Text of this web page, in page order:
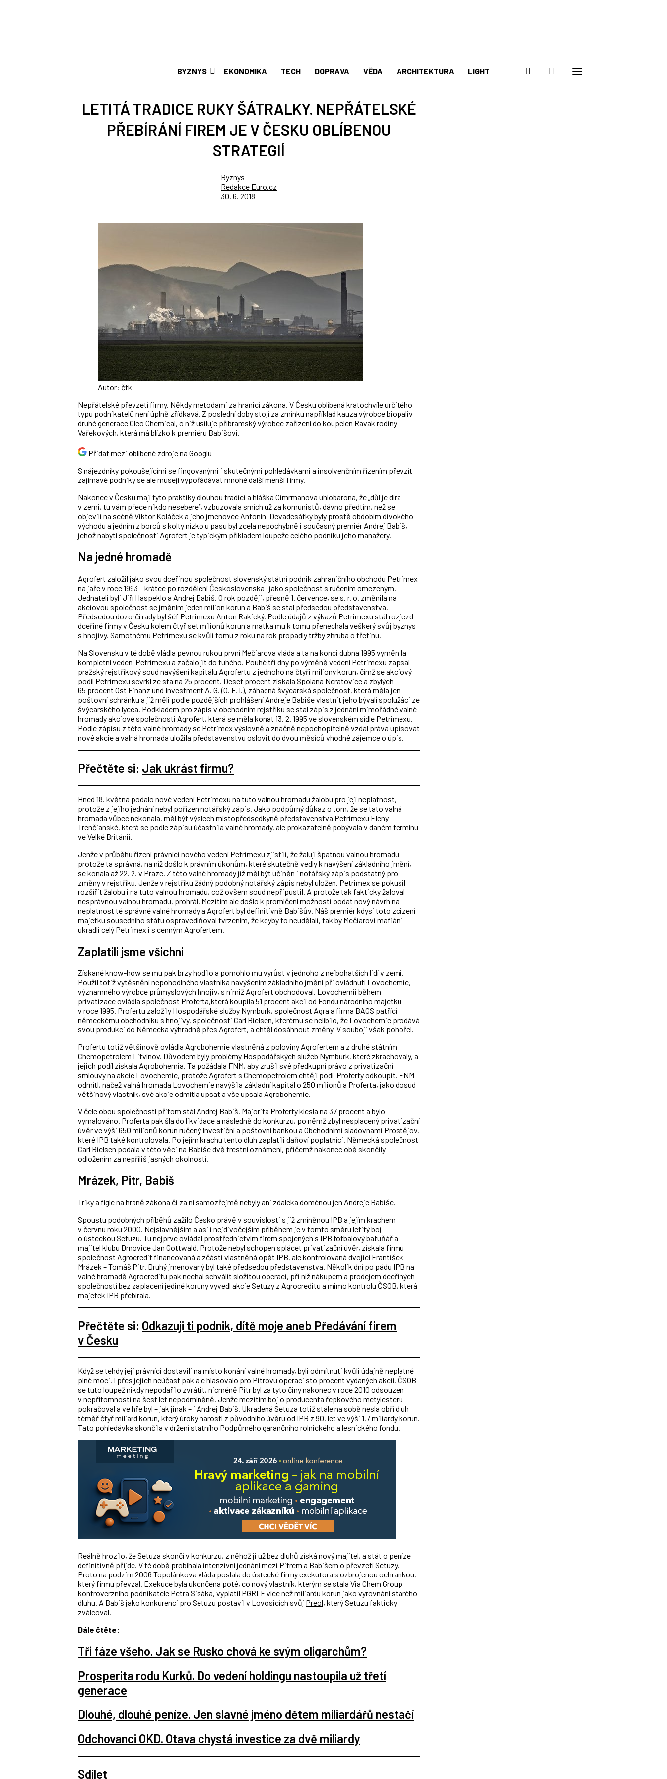
BYZNYS EKONOMIKA TECH DOPRAVA VĚDA ARCHITEKTURA LIGHT
LETITÁ TRADICE RUKY ŠÁTRALKY. NEPŘÁTELSKÉ
PŘEBÍRÁNÍ FIREM JE V ČESKU OBLÍBENOU
STRATEGIÍ
Byznys
Redakce Euro.cz
30. 6. 2018
Autor: čtk
Nepřátelské převzetí firmy. Někdy metodami za hranicí zákona. V Česku oblíbená kratochvíle určitého
typu podnikatelů není úplně zřídkavá. Z poslední doby stojí za zmínku například kauza výrobce biopaliv
druhé generace Oleo Chemical, o niž usiluje příbramský výrobce zařízení do koupelen Ravak rodiny
Vařekových, která má blízko k premiéru Babišovi.
Přidat mezi oblíbené zdroje na Googlu
S nájezdníky pokoušejícími se fingovanými i skutečnými pohledávkami a insolvenčním řízením převzít
zajímavé podniky se ale musejí vypořádávat mnohé další menší firmy.
Nakonec v Česku mají tyto praktiky dlouhou tradici a hláška Cimrmanova uhlobarona, že „důl je díra
v zemi, tu vám přece nikdo nesebere“, vzbuzovala smích už za komunistů, dávno předtím, než se
objevili na scéně Viktor Koláček a jeho jmenovec Antonín. Devadesátky byly prostě obdobím divokého
východu a jedním z borců s kolty nízko u pasu byl zcela nepochybně i současný premiér Andrej Babiš,
jehož nabytí společnosti Agrofert je typickým příkladem loupeže celého podniku jeho manažery.
Na jedné hromadě
Agrofert založil jako svou dceřinou společnost slovenský státní podnik zahraničního obchodu Petrimex
na jaře v roce 1993 – krátce po rozdělení Československa -jako společnost s ručením omezeným.
Jednateli byli Jiří Haspeklo a Andrej Babiš. O rok později, přesně 1. července, se s. r. o. změnila na
akciovou společnost se jměním jeden milion korun a Babiš se stal předsedou představenstva.
Předsedou dozorčí rady byl šéf Petrimexu Anton Rakický. Podle údajů z výkazů Petrimexu stál rozjezd
dceřiné firmy v Česku kolem čtyř set milionů korun a matka mu k tomu přenechala veškerý svůj byznys
s hnojivy. Samotnému Petrimexu se kvůli tomu z roku na rok propadly tržby zhruba o třetinu.
Na Slovensku v té době vládla pevnou rukou první Mečiarova vláda a ta na konci dubna 1995 vyměnila
kompletní vedení Petrimexu a začalo jít do tuhého. Pouhé tři dny po výměně vedení Petrimexu zapsal
pražský rejstříkový soud navýšení kapitálu Agrofertu z jednoho na čtyři miliony korun, čímž se akciový
podíl Petrimexu scvrkl ze sta na 25 procent. Deset procent získala Spolana Neratovice a zbylých
65 procent Ost Finanz und Investment A. G. (O. F. I.), záhadná švýcarská společnost, která měla jen
poštovní schránku a již měli podle pozdějších prohlášení Andreje Babiše vlastnit jeho bývalí spolužáci ze
švýcarského lycea. Podkladem pro zápis v obchodním rejstříku se stal zápis z jednání mimořádné valné
hromady akciové společnosti Agrofert, která se měla konat 13. 2. 1995 ve slovenském sídle Petrimexu.
Podle zápisu z této valné hromady se Petrimex výslovně a značně nepochopitelně vzdal práva upisovat
nové akcie a valná hromada uložila představenstvu oslovit do dvou měsíců vhodné zájemce o úpis.
Přečtěte si: Jak ukrást firmu?
Hned 18. května podalo nové vedení Petrimexu na tuto valnou hromadu žalobu pro její neplatnost,
protože z jejího jednání nebyl pořízen notářský zápis. Jako podpůrný důkaz o tom, že se tato valná
hromada vůbec nekonala, měl být výslech místopředsedkyně představenstva Petrimexu Eleny
Trenčianské, která se podle zápisu účastnila valné hromady, ale prokazatelně pobývala v daném termínu
ve Velké Británii.
Jenže v průběhu řízení právníci nového vedení Petrimexu zjistili, že žalují špatnou valnou hromadu,
protože ta správná, na níž došlo k právním úkonům, které skutečně vedly k navýšení základního jmění,
se konala až 22. 2. v Praze. Z této valné hromady již měl být učiněn i notářský zápis podstatný pro
změny v rejstříku. Jenže v rejstříku žádný podobný notářský zápis nebyl uložen. Petrimex se pokusil
rozšířit žalobu i na tuto valnou hromadu, což ovšem soud nepřipustil. A protože tak fakticky žaloval
nesprávnou valnou hromadu, prohrál. Mezitím ale došlo k promlčení možnosti podat nový návrh na
neplatnost té správné valné hromady a Agrofert byl definitivně Babišův. Náš premiér kdysi toto zcizení
majetku sousedního státu ospravedlňoval tvrzením, že kdyby to neudělali, tak by Mečiarovi mafiáni
ukradli celý Petrimex i s cenným Agrofertem.
Zaplatili jsme všichni
Získané know-how se mu pak brzy hodilo a pomohlo mu vyrůst v jednoho z nejbohatších lidí v zemi.
Použil totiž vytěsnění nepohodlného vlastníka navýšením základního jmění při ovládnutí Lovochemie,
významného výrobce průmyslových hnojiv, s nimiž Agrofert obchodoval. Lovochemii během
privatizace ovládla společnost Proferta,která koupila 51 procent akcií od Fondu národního majetku
v roce 1995. Profertu založily Hospodářské služby Nymburk, společnost Agra a firma BAGS patřící
německému obchodníku s hnojivy, společnosti Carl Bielsen, kterému se nelíbilo, že Lovochemie prodává
svou produkci do Německa výhradně přes Agrofert, a chtěl dosáhnout změny. V souboji však pohořel.
Profertu totiž většinově ovládla Agrobohemie vlastněná z poloviny Agrofertem a z druhé státním
Chemopetrolem Litvínov. Důvodem byly problémy Hospodářských služeb Nymburk, které zkrachovaly, a
jejich podíl získala Agrobohemia. Ta požádala FNM, aby zrušil své předkupní právo z privatizační
smlouvy na akcie Lovochemie, protože Agrofert s Chemopetrolem chtějí podíl Proferty odkoupit. FNM
odmítl, načež valná hromada Lovochemie navýšila základní kapitál o 250 milionů a Proferta, jako dosud
většinový vlastník, své akcie odmítla upsat a vše upsala Agrobohemie.
V čele obou společností přitom stál Andrej Babiš. Majorita Proferty klesla na 37 procent a bylo
vymalováno. Proferta pak šla do likvidace a následně do konkurzu, po němž zbyl nesplacený privatizační
úvěr ve výši 650 milionů korun ručený Investiční a poštovní bankou a Obchodními sladovnami Prostějov,
které IPB také kontrolovala. Po jejím krachu tento dluh zaplatili daňoví poplatníci. Německá společnost
Carl Bielsen podala v této věci na Babiše dvě trestní oznámení, přičemž nakonec obě skončily
odložením za nepříliš jasných okolností.
Mrázek, Pitr, Babiš
Triky a fígle na hraně zákona či za ní samozřejmě nebyly ani zdaleka doménou jen Andreje Babiše.
Spoustu podobných příběhů zažilo Česko právě v souvislosti s již zmíněnou IPB a jejím krachem
v červnu roku 2000. Nejslavnějším a asi i nejdivočejším příběhem je v tomto směru letitý boj
o ústeckou Setuzu. Tu nejprve ovládal prostřednictvím firem spojených s IPB fotbalový bafuňář a
majitel klubu Drnovice Jan Gottwald. Protože nebyl schopen splácet privatizační úvěr, získala firmu
společnost Agrocredit financovaná a zčásti vlastněná opět IPB, ale kontrolovaná dvojicí František
Mrázek – Tomáš Pitr. Druhý jmenovaný byl také předsedou představenstva. Několik dní po pádu IPB na
valné hromadě Agrocreditu pak nechal schválit složitou operaci, při níž nákupem a prodejem dceřiných
společností bez zaplacení jediné koruny vyvedl akcie Setuzy z Agrocreditu a mimo kontrolu ČSOB, která
majetek IPB přebírala.
Přečtěte si: Odkazuji ti podnik, dítě moje aneb Předávání firem
v Česku
Když se tehdy její právníci dostavili na místo konání valné hromady, byli odmítnuti kvůli údajně neplatné
plné moci. I přes jejich neúčast pak ale hlasovalo pro Pitrovu operaci sto procent vydaných akcií. ČSOB
se tuto loupež nikdy nepodařilo zvrátit, nicméně Pitr byl za tyto činy nakonec v roce 2010 odsouzen
v nepřítomnosti na šest let nepodmíněně. Jenže mezitím boj o producenta řepkového metylesteru
pokračoval a ve hře byl – jak jinak – i Andrej Babiš. Ukradená Setuza totiž stále na sobě nesla obří dluh
téměř čtyř miliard korun, který úroky narostl z původního úvěru od IPB z 90. let ve výši 1,7 miliardy korun.
Tato pohledávka skončila v držení státního Podpůrného garančního rolnického a lesnického fondu.
Reálně hrozilo, že Setuza skončí v konkurzu, z něhož ji už bez dluhů získá nový majitel, a stát o peníze
definitivně přijde. V té době probíhala intenzivní jednání mezi Pitrem a Babišem o převzetí Setuzy.
Proto na podzim 2006 Topolánkova vláda poslala do ústecké firmy exekutora s ozbrojenou ochrankou,
který firmu převzal. Exekuce byla ukončena poté, co nový vlastník, kterým se stala Via Chem Group
kontroverzního podnikatele Petra Sisáka, vyplatil PGRLF více než miliardu korun jako vyrovnání starého
dluhu. A Babiš jako konkurenci pro Setuzu postavil v Lovosicích svůj Preol, který Setuzu fakticky
zválcoval.
Dále čtěte:
Tři fáze všeho. Jak se Rusko chová ke svým oligarchům?
Prosperita rodu Kurků. Do vedení holdingu nastoupila už třetí
generace
Dlouhé, dlouhé peníze. Jen slavné jméno dětem miliardářů nestačí
Odchovanci OKD. Otava chystá investice za dvě miliardy
Sdílet